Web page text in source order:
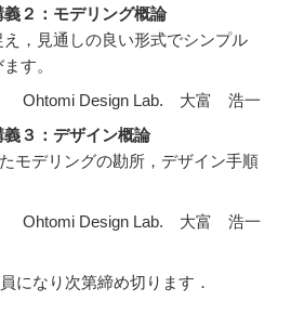
２：モデリング概論
，見通しの良い形式でシンプル
す。
Ohtomi Design Lab. 大富 浩一
３：デザイン概論
モデリングの勘所，デザイン手順
Ohtomi Design Lab. 大富 浩一
になり次第締め切ります．